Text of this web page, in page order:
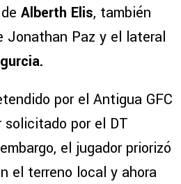
Alberth Elis, también
Jonathan Paz y el lateral
por el Antigua GFC
solicitado por el DT
el jugador priorizó
el terreno local y ahora